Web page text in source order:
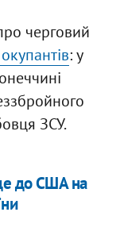
черговий
: у
ЗСУ.
до США на